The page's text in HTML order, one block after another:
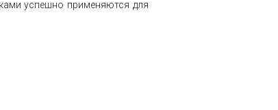
успешно применяются для